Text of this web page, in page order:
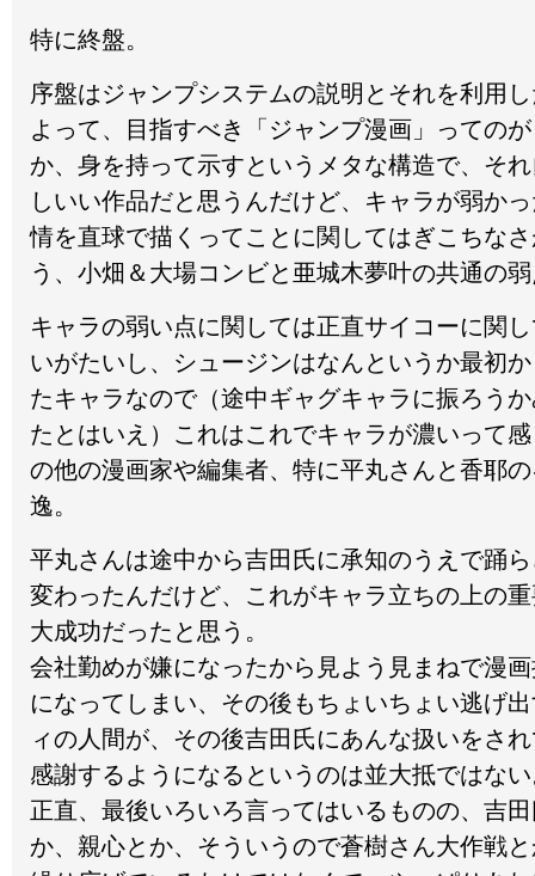
特に終盤。
序盤はジャンプシステムの説明とそれを利用
よって、目指すべき「ジャンプ漫画」っての
か、身を持って示すというメタな構造で、そ
しいい作品だと思うんだけど、キャラが弱か
情を直球で描くってことに関してはぎこちな
う、小畑＆大場コンビと亜城木夢叶の共通の
キャラの弱い点に関しては正直サイコーに関
いがたいし、シュージンはなんというか最初
たキャラなので（途中ギャグキャラに振ろう
たとはいえ）これはこれでキャラが濃いって
の他の漫画家や編集者、特に平丸さんと香耶
逸。
平丸さんは途中から吉田氏に承知のうえで踊
変わったんだけど、これがキャラ立ちの上の
大成功だったと思う。
会社勤めが嫌になったから見よう見まねで漫
になってしまい、その後もちょいちょい逃げ
ィの人間が、その後吉田氏にあんな扱いをさ
感謝するようになるというのは並大抵ではな
正直、最後いろいろ言ってはいるものの、吉
か、親心とか、そういうので蒼樹さん大作戦